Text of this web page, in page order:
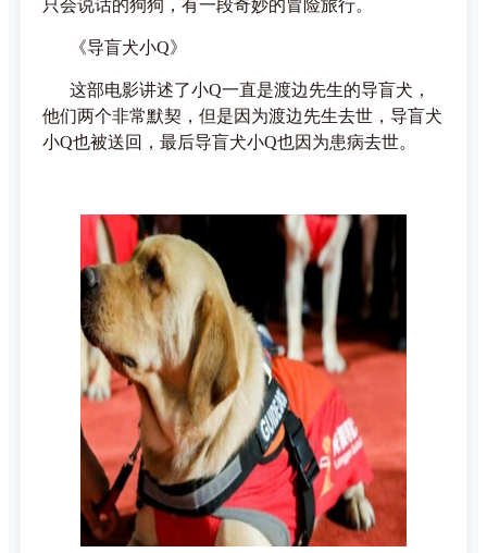
只会说话的狗狗，有一段奇妙的冒险旅行。
《导盲犬小Q》
这部电影讲述了小Q一直是渡边先生的导盲犬，
他们两个非常默契，但是因为渡边先生去世，导盲犬
小Q也被送回，最后导盲犬小Q也因为患病去世。